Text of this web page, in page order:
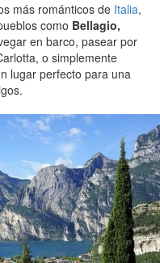
más románticos de Italia,
como Bellagio,
en barco, pasear por
o simplemente
lugar perfecto para una